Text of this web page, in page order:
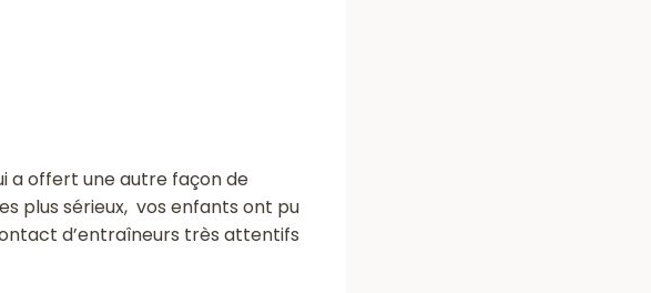
a offert une autre façon de
plus sérieux, vos enfants ont pu
d’entraîneurs très attentifs